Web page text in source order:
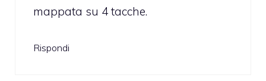
mappata su 4 tacche.
Rispondi